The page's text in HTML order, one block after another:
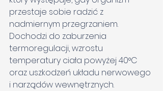
przestaje sobie radzić z
nadmiernym przegrzaniem.
Dochodzi do zaburzenia
termoregulacji, wzrostu
temperatury ciała powyżej 40°C
oraz uszkodzeń układu nerwowego
i narządów wewnętrznych.